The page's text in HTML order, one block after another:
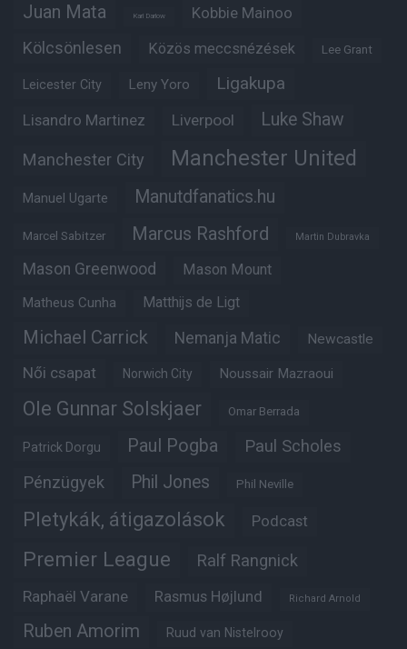
Juan Mata Karl Darlow Kobbie Mainoo
Kölcsönlesen Közös meccsnézések Lee Grant
Leicester City Leny Yoro Ligakupa
Lisandro Martinez Liverpool Luke Shaw
Manchester City Manchester United
Manuel Ugarte Manutdfanatics.hu
Marcel Sabitzer Marcus Rashford Martin Dubravka
Mason Greenwood Mason Mount
Matheus Cunha Matthijs de Ligt
Michael Carrick Nemanja Matic Newcastle
Női csapat Norwich City Noussair Mazraoui
Ole Gunnar Solskjaer Omar Berrada
Patrick Dorgu Paul Pogba Paul Scholes
Pénzügyek Phil Jones Phil Neville
Pletykák, átigazolások Podcast
Premier League Ralf Rangnick
Raphaël Varane Rasmus Højlund Richard Arnold
Ruben Amorim Ruud van Nistelrooy